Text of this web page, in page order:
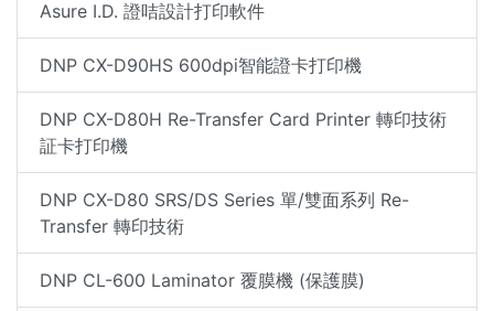
Asure I.D. 證咭設計打印軟件
DNP CX-D90HS 600dpi智能證卡打印機
DNP CX-D80H Re-Transfer Card Printer 轉印技術
証卡打印機
DNP CX-D80 SRS/DS Series 單/雙面系列 Re-
Transfer 轉印技術
DNP CL-600 Laminator 覆膜機 (保護膜)